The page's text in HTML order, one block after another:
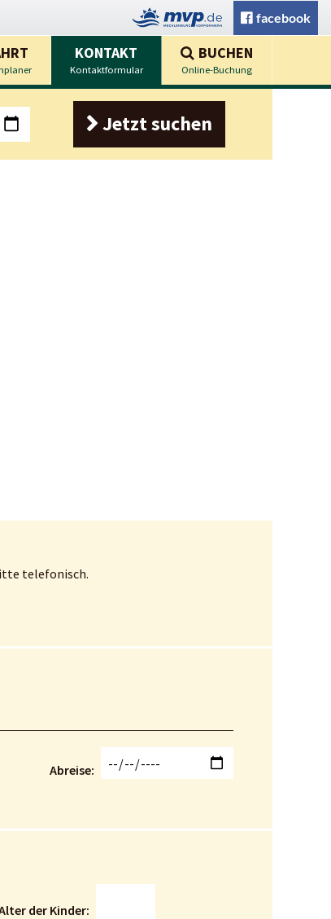
facebook
KONTAKT
Kontaktformular
BUCHEN
Online-Buchung
Jetzt suchen
telefonisch.
Abreise
der Kinder